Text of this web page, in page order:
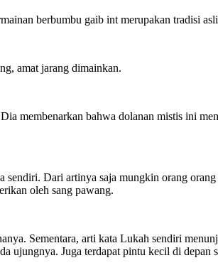
berbumbu gaib int merupakan tradisi
amat jarang dimainkan.
membenarkan bahwa dolanan mistis ini
Dari artinya saja mungkin orang
oleh sang pawang.
Sementara, arti kata Lukah sendiri
ujungnya. Juga terdapat pintu kecil di